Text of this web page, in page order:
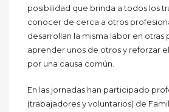
posibilidad que brinda a todos los
conocer de cerca a otros
desarrollan la misma labor en otras
aprender unos de otros y reforzar
por una causa común.
En las jornadas han participado
(trabajadores y voluntarios) de